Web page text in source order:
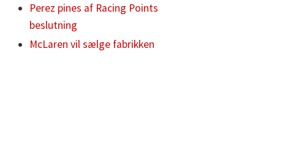
Perez pines af Racing Points
beslutning
McLaren vil sælge fabrikken